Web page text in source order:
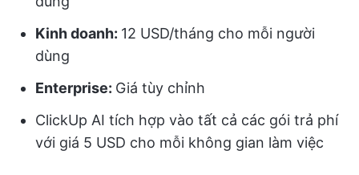
Kinh doanh: 12 USD/tháng cho mỗi người
dùng
Enterprise: Giá tùy chỉnh
ClickUp AI tích hợp vào tất cả các gói trả phí
với giá 5 USD cho mỗi không gian làm việc